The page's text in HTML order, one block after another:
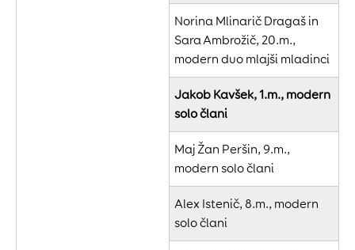
Norina Mlinarič Dragaš in
Sara Ambrožič, 20.m.,
modern duo mlajši mladinci
Jakob Kavšek, 1.m., modern
solo člani
Maj Žan Peršin, 9.m.,
modern solo člani
Alex Istenič, 8.m., modern
solo člani